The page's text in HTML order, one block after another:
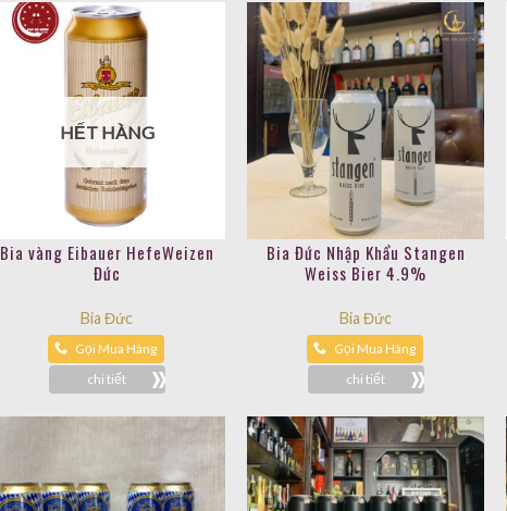
HẾT HÀNG
Bia vàng Eibauer HefeWeizen
Đức
Bia Đức
Gọi Mua Hàng
chi tiết
Bia Đức Nhập Khẩu Stangen
Weiss Bier 4.9%
Bia Đức
Gọi Mua Hàng
chi tiết